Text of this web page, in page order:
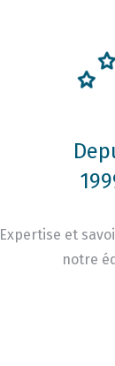
Expertise et
notre